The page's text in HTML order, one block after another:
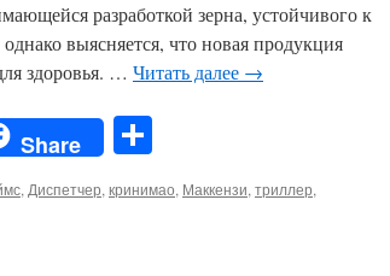
разработкой зерна, устойчивого к
выясняется, что новая продукция
здоровья. … Читать далее →
Share
,Диспетчер,кринимао, Маккензи,триллер,